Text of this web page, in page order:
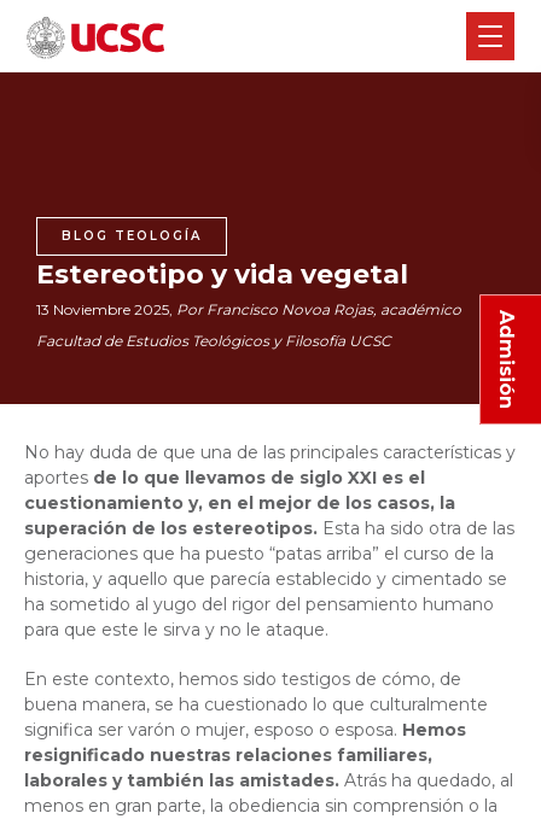
Admisión
BLOG TEOLOGÍA
Estereotipo y vida vegetal
13 Noviembre 2025, Por Francisco Novoa Rojas, académico
Facultad de Estudios Teológicos y Filosofía UCSC
No hay duda de que una de las principales características y
aportes de lo que llevamos de siglo XXI es el
cuestionamiento y, en el mejor de los casos, la
superación de los estereotipos. Esta ha sido otra de las
generaciones que ha puesto “patas arriba” el curso de la
historia, y aquello que parecía establecido y cimentado se
ha sometido al yugo del rigor del pensamiento humano
para que este le sirva y no le ataque.
En este contexto, hemos sido testigos de cómo, de
buena manera, se ha cuestionado lo que culturalmente
significa ser varón o mujer, esposo o esposa. Hemos
resignificado nuestras relaciones familiares,
laborales y también las amistades. Atrás ha quedado, al
menos en gran parte, la obediencia sin comprensión o la